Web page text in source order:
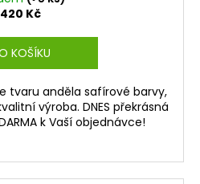
420 Kč
KOŠÍKU
tvaru anděla safírové barvy,
výroba. DNES překrásná
k Vaší objednávce!